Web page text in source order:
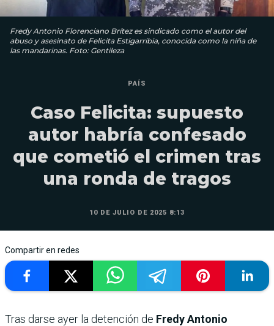
Fredy Antonio Florenciano Brítez es sindicado como el autor del
abuso y asesinato de Felicita Estigarribia, conocida como la niña de
las mandarinas. Foto: Gentileza
PAÍS
Caso Felicita: supuesto
autor habría confesado
que cometió el crimen tras
una ronda de tragos
10 DE JULIO DE 2025 8:13
Compartir en redes
Tras darse ayer la detención de Fredy Antonio